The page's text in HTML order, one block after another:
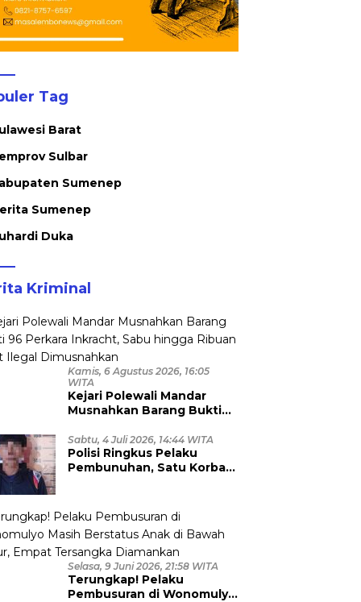
Tag
Barat
Sulbar
Sumenep
Sumenep
Duka
Kriminal
Kamis, 6 Agustus 2026, 16:05
WITA
Kejari Polewali Mandar
Musnahkan Barang Bukti
hingga Ribuan Obat Ilegal
Dimusnahkan
Sabtu, 4 Juli 2026, 14:44 WITA
Polisi Ringkus Pelaku
Pembunuhan, Satu Korban
Selasa, 9 Juni 2026, 21:58 WITA
Terungkap! Pelaku
Pembusuran di Wonomulyo